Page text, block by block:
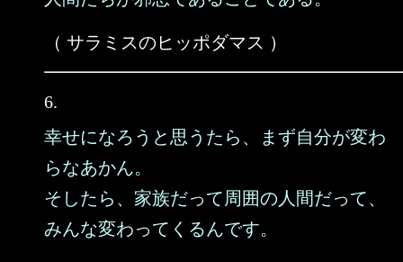
（ サラミスのヒッポダマス ）
6.
幸せになろうと思うたら、まず自分が変わ
らなあかん。
そしたら、家族だって周囲の人間だって、
みんな変わってくるんです。